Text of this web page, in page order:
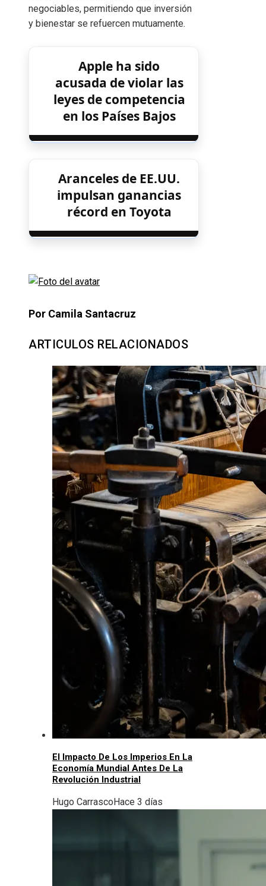
negociables, permitiendo que inversión
y bienestar se refuercen mutuamente.
Apple ha sido
acusada de violar las
leyes de competencia
en los Países Bajos
Aranceles de EE.UU.
impulsan ganancias
récord en Toyota
Por Camila Santacruz
ARTICULOS RELACIONADOS
El Impacto De Los Imperios En La
Economía Mundial Antes De La
Revolución Industrial
Hugo Carrasco Hace 3 días